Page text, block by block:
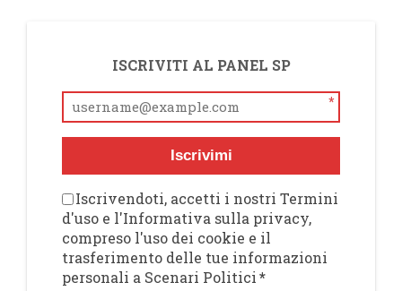
ISCRIVITI AL PANEL SP
*
Iscrivimi
Iscrivendoti, accetti i nostri Termini
d'uso e l'Informativa sulla privacy,
compreso l'uso dei cookie e il
trasferimento delle tue informazioni
personali a Scenari Politici*